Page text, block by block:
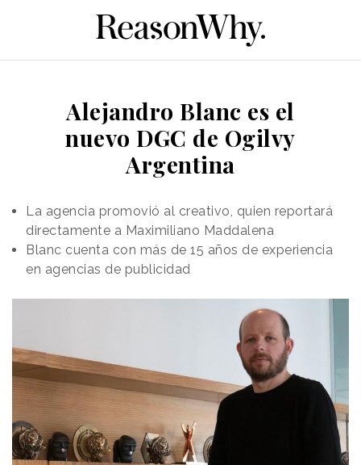
Alejandro Blanc es el
nuevo DGC de Ogilvy
Argentina
La agencia promovió al creativo, quien reportará
directamente a Maximiliano Maddalena
Blanc cuenta con más de 15 años de experiencia
en agencias de publicidad